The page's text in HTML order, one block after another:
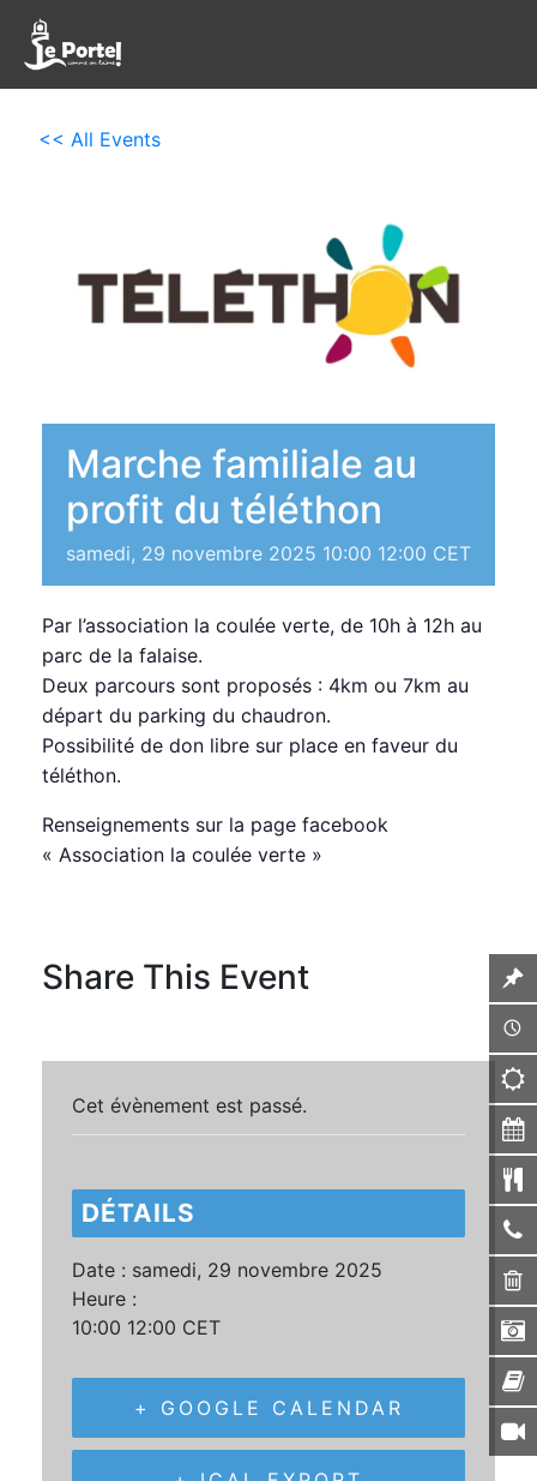
<< All Events
Marche familiale au
profit du téléthon
samedi, 29 novembre 2025 10:00 12:00 CET
Par l’association la coulée verte, de 10h à 12h au
parc de la falaise.
Deux parcours sont proposés : 4km ou 7km au
départ du parking du chaudron.
Possibilité de don libre sur place en faveur du
téléthon.
Renseignements sur la page facebook
« Association la coulée verte »
Share This Event
Cet évènement est passé.
DÉTAILS
Date : samedi, 29 novembre 2025
Heure :
10:00 12:00 CET
+ GOOGLE CALENDAR